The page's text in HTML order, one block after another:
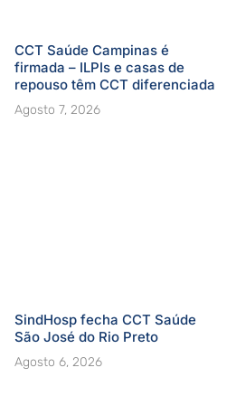
CCT Saúde Campinas é
firmada – ILPIs e casas de
repouso têm CCT diferenciada
Agosto 7, 2026
SindHosp fecha CCT Saúde
São José do Rio Preto
Agosto 6, 2026